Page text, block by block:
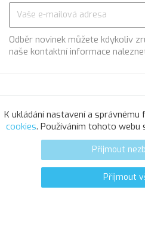
Odběr novinek můžete kdykoliv
naše kontaktní informace
PRODUKTY
NAŠE SPOLEČNOST
VÁŠ ÚČET
K ukládání nastavení a správnému
cookies. Používáním tohoto webu
Přijmout
Přijmout